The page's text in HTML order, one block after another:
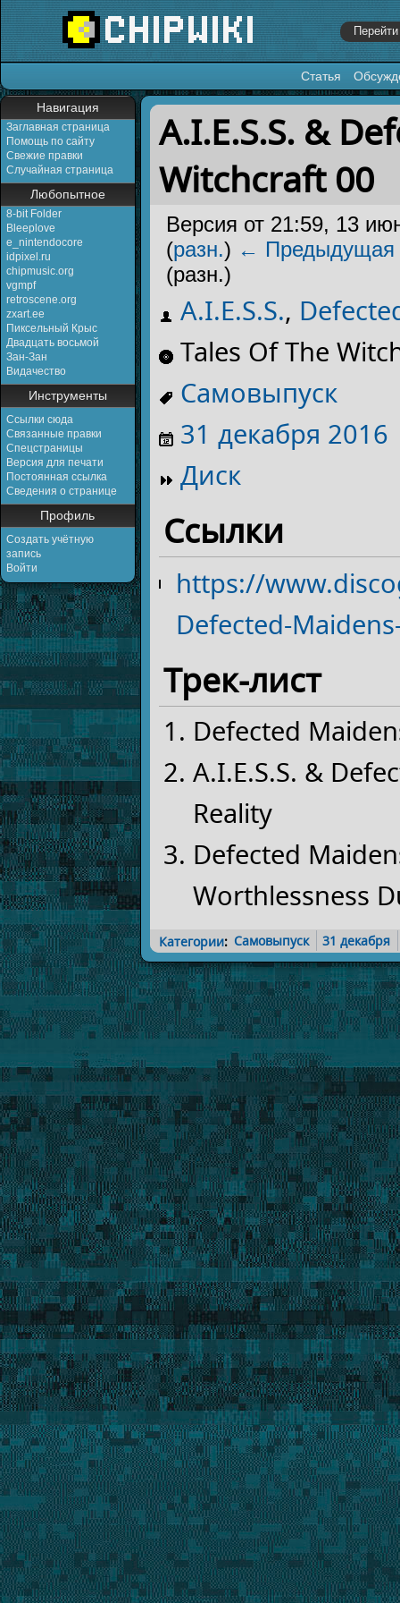
Статья
Навигация
Заглавная страница
Помощь по сайту
Свежие правки
Случайная страница
Любопытное
8-bit Folder
Bleeplove
e_nintendocore
idpixel.ru
chipmusic.org
vgmpf
retroscene.org
zxart.ee
Пиксельный Крыс
Двадцать восьмой
Зан-Зан
Видачество
Инструменты
Ссылки сюда
Связанные правки
Спецстраницы
Версия для печати
Постоянная ссылка
Сведения о странице
Профиль
Создать учётную
запись
Войти
Перейти к:навигация,поиск
A.I.E.S.S. &
Witchcraft 00
Версия от 21:59, 13
(разн.) ← Предыдущая
(разн.)
A.I.E.S.S.,
Tales Of The
Самовыпуск
31 декабря 2016
Диск
Ссылки
https://
Defected-
Трек-лист
Defected
A.I.E.S.S. &
Reality
Defected
Worthlessness
Категории: Самовыпуск 31 декабря